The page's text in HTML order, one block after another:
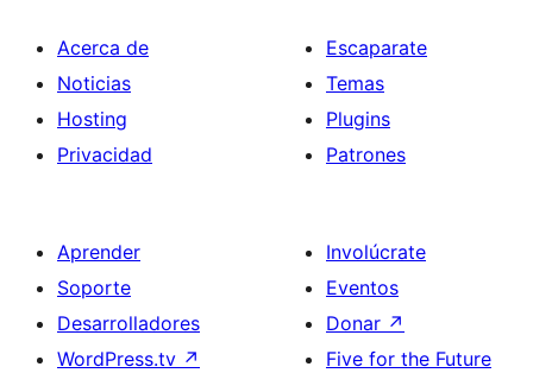
Acerca de
Noticias
Hosting
Privacidad
Escaparate
Temas
Plugins
Patrones
Aprender
Soporte
Desarrolladores
WordPress.tv ↗
Involúcrate
Eventos
Donar ↗
Five for the Future